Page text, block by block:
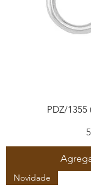
PDZ/1355
Novidade